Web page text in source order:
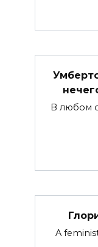
В любом
A